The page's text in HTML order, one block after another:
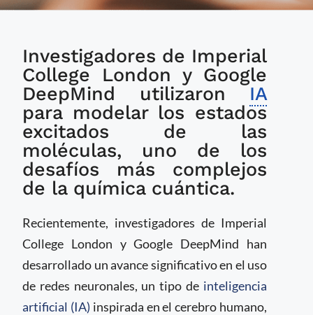
abordar uno de los
desafíos más
complejos en la
química cuántica
Investigadores de Imperial
College London y Google
DeepMind utilizaron IA
para modelar los estados
excitados de las
moléculas, uno de los
desafíos más complejos
de la química cuántica.
Recientemente, investigadores de Imperial
College London y Google DeepMind han
desarrollado un avance significativo en el uso
de redes neuronales, un tipo de inteligencia
artificial (IA) inspirada en el cerebro humano,